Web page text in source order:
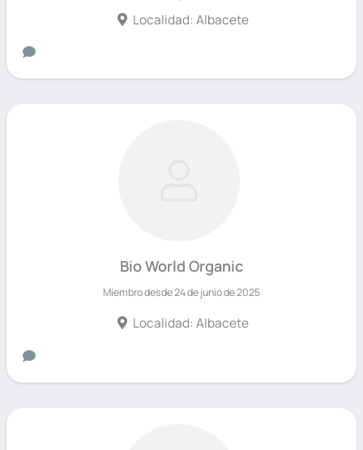
Localidad: Albacete
Bio World Organic
Miembro desde 24 de junio de 2025
Localidad: Albacete